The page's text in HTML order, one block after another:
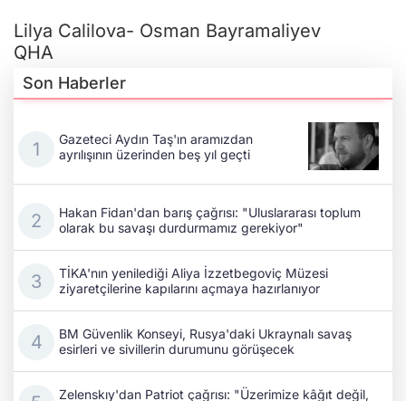
Lilya Calilova- Osman Bayramaliyev
QHA
Son Haberler
Gazeteci Aydın Taş'ın aramızdan
ayrılışının üzerinden beş yıl geçti
Hakan Fidan'dan barış çağrısı: "Uluslararası toplum
olarak bu savaşı durdurmamız gerekiyor"
TİKA'nın yenilediği Aliya İzzetbegoviç Müzesi
ziyaretçilerine kapılarını açmaya hazırlanıyor
BM Güvenlik Konseyi, Rusya'daki Ukraynalı savaş
esirleri ve sivillerin durumunu görüşecek
Zelenskıy'dan Patriot çağrısı: "Üzerimize kâğıt değil,